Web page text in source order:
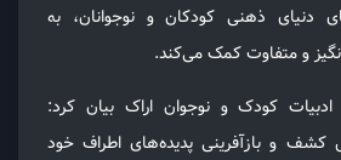
دنیای ذهنی کودکان و نوجوانان، به
و متفاوت کمک می‌کند.
کودک و نوجوان اراک بیان کرد:
کشف و بازآفرینی پدیده‌های اطراف خود